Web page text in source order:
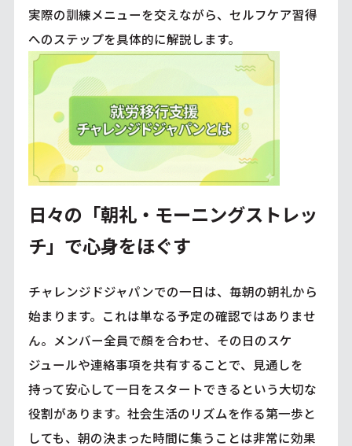
実際の訓練メニューを交えながら、セルフケア習得
へのステップを具体的に解説します。
日々の「朝礼・モーニングストレッ
チ」で心身をほぐす
チャレンジドジャパンでの一日は、毎朝の朝礼から
始まります。これは単なる予定の確認ではありませ
ん。メンバー全員で顔を合わせ、その日のスケ
ジュールや連絡事項を共有することで、見通しを
持って安心して一日をスタートできるという大切な
役割があります。社会生活のリズムを作る第一歩と
しても、朝の決まった時間に集うことは非常に効果